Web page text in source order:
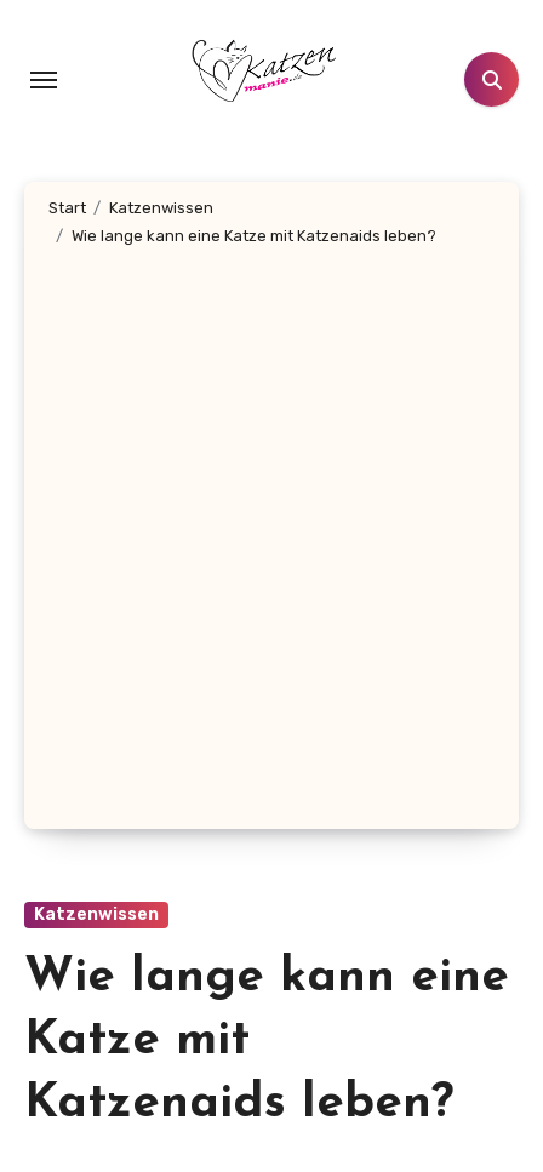
springen
Start
Katzenwissen
Wie lange kann eine Katze mit Katzenaids leben?
Katzenwissen
Wie lange kann eine
Katze mit
Katzenaids leben?